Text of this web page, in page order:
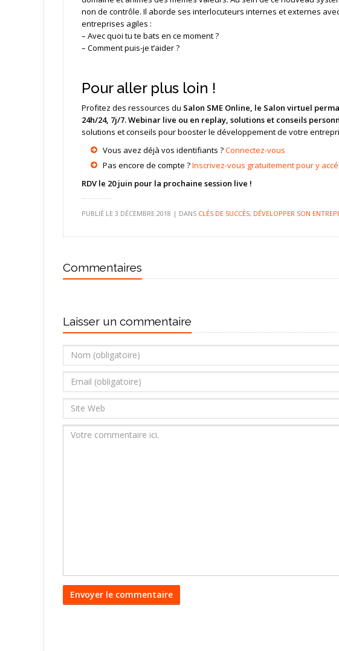
non de contrôle. Il aborde ses interlocuteurs internes et externes
entreprises agiles :
– Avec quoi tu te bats en ce moment ?
– Comment puis-je t’aider ?
Pour aller plus loin !
Profitez des ressources du Salon SME Online, le Salon virtuel
24h/24, 7j/7. Webinar live ou en replay, solutions et conseils
solutions et conseils pour booster le développement de votre
Vous avez déjà vos identifiants ?Connectez-vous
Pas encore de compte ?Inscrivez-vous gratuitement pour y
RDV le 20 juin pour la prochaine session live !
PUBLIÉ LE 3 DÉCEMBRE 2018 | DANS CLÉS DE SUCCÈS, DÉVELOPPER SON
Commentaires
Laisser un commentaire